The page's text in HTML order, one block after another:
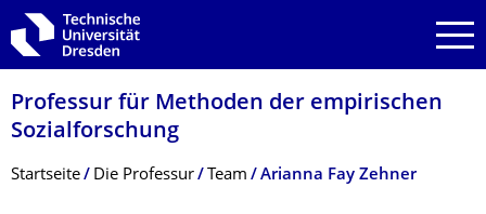
Zur Hauptnavigation springen
Zur Suche springen
Zum Inhalt springen
Professur für Methoden der empirischen
Sozialforschung
Breadcrumb-Menü
Startseite Die Professur Team Arianna Fay Zehner